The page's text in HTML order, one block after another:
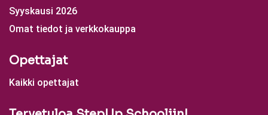
Syyskausi 2026
Omat tiedot ja verkkokauppa
Opettajat
Kaikki opettajat